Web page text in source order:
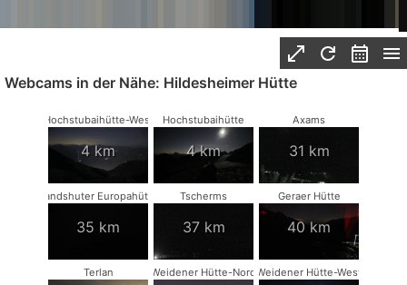
Webcams in der Nähe: Hildesheimer Hütte
Hochstubaihütte-West
4 km
Hochstubaihütte
4 km
Axams
31 km
Landshuter Europahütte
35 km
Tscherms
37 km
Geraer Hütte
40 km
Terlan Weidener Hütte-Nord Weidener Hütte-West